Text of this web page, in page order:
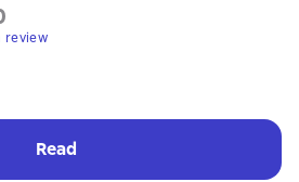
review
Read